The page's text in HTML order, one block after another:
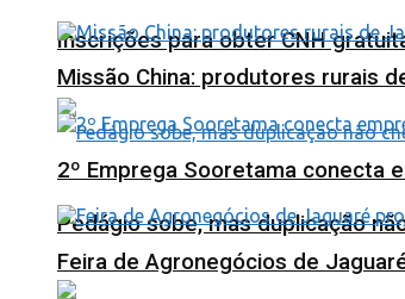
Inscrições para obter CNH
Pedágio sobe, mas duplicação
Missão China: produtores rurais
2º Emprega Sooretama conecta
Feira de Agronegócios de